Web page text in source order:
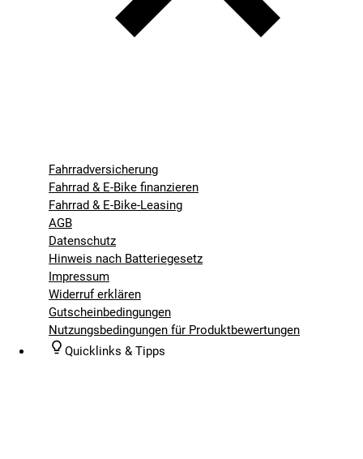
Fahrradversicherung
Fahrrad & E-Bike finanzieren
Fahrrad & E-Bike-Leasing
AGB
Datenschutz
Hinweis nach Batteriegesetz
Impressum
Widerruf erklären
Gutscheinbedingungen
Nutzungsbedingungen für Produktbewertungen
Quicklinks & Tipps